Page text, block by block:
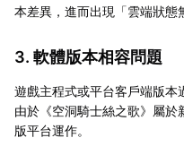
本差異，進而出現「雲端狀態
3. 軟體版本相容問題
遊戲主程式或平台客戶端版本
由於《空洞騎士絲之歌》屬
版平台運作。